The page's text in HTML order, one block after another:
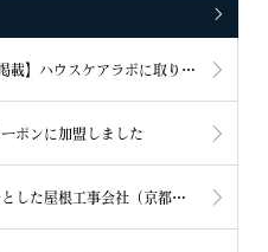
保護中: 【メディア掲載】ハウスケアラボに取り上げられました
ポンに加盟しました
「ナフサ不足を背景とした屋根工事会社（京都市）の倒産報道」について